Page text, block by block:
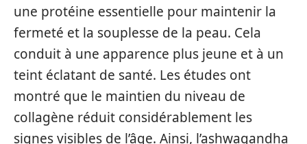
une protéine essentielle pour maintenir la
fermeté et la souplesse de la peau. Cela
conduit à une apparence plus jeune et à un
teint éclatant de santé. Les études ont
montré que le maintien du niveau de
collagène réduit considérablement les
signes visibles de l’âge. Ainsi, l’ashwagandha